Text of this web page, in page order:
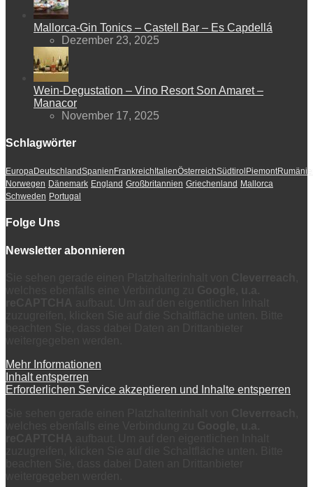
Mallorca-Gin Tonics – Castell Bar – Es Capdellá
Dezember 23, 2025
Wein-Degustation – Vino Resort Son Amaret –
Manacor
November 17, 2025
Schlagwörter
EuropaDeutschlandSpanien Frankreich ItalienÖsterreichSüdtirol Piemont
Norwegen Dänemark England Großbritannien Griechenland Mallorca
Schweden Portugal
Folge Uns
Newsletter abonnieren
Mehr Informationen
Inhalt entsperren
Erforderlichen Service akzeptieren und Inhalte entsperren